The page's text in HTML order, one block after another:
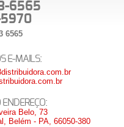
6565
6565
E-MAILS:
ENDEREÇO:
Belo, 73
Belém - PA, 66050-380